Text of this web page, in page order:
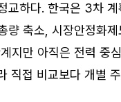
교하다. 한국은 3차
량 축소, 시장안정화
지만 아직은 전력 중
직접 비교보다 개별